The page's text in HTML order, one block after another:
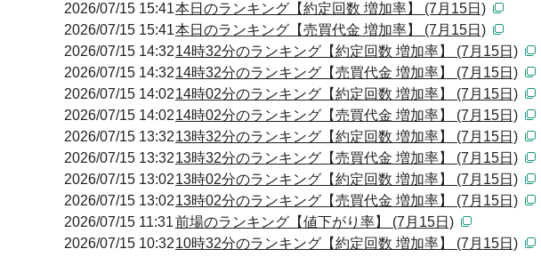
2026/07/15 15:41本日のランキング【約定回数 増加率】 (7月15日)
2026/07/15 15:41本日のランキング【売買代金 増加率】 (7月15日)
2026/07/15 14:3214時32分のランキング【約定回数 増加率】 (7月15日)
2026/07/15 14:3214時32分のランキング【売買代金 増加率】 (7月15日)
2026/07/15 14:0214時02分のランキング【約定回数 増加率】 (7月15日)
2026/07/15 14:0214時02分のランキング【売買代金 増加率】 (7月15日)
2026/07/15 13:3213時32分のランキング【約定回数 増加率】 (7月15日)
2026/07/15 13:3213時32分のランキング【売買代金 増加率】 (7月15日)
2026/07/15 13:0213時02分のランキング【約定回数 増加率】 (7月15日)
2026/07/15 13:0213時02分のランキング【売買代金 増加率】 (7月15日)
2026/07/15 11:31前場のランキング【値下がり率】 (7月15日)
2026/07/15 10:3210時32分のランキング【約定回数 増加率】 (7月15日)